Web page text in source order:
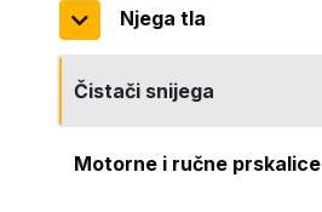
Njega tla
Čistači snijega
Motorne i ručne prskalice